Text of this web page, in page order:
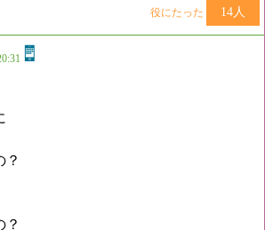
役にたった 14人
？
？